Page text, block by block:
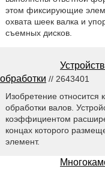
этом фиксирующие
охвата шеек валка и
съемных дисков.
обработки // 2643401
Изобретение относится
обработки валов.
коэффициентом
концах которого
элемент.